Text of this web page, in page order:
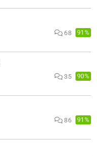
68 91%
35 90%
86 91%